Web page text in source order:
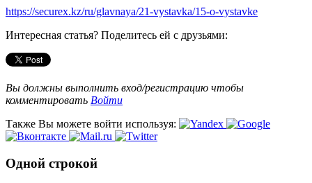
https://securex.kz/ru/glavnaya/21-vystavka/15-o-vystavke
Интересная статья? Поделитесь ей с друзьями:
Вы должны выполнить вход/регистрацию чтобы
комментировать Войти
Также Вы можете войти используя:
Одной строкой